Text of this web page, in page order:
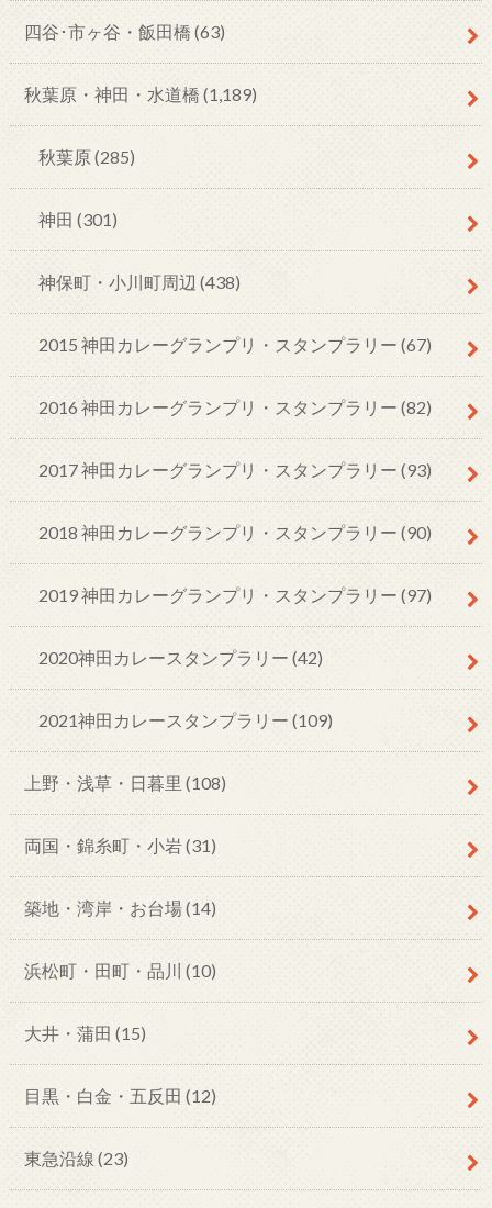
四谷･市ヶ谷・飯田橋 (63)
秋葉原・神田・水道橋 (1,189)
秋葉原 (285)
神田 (301)
神保町・小川町周辺 (438)
2015 神田カレーグランプリ・スタンプラリー (67)
2016 神田カレーグランプリ・スタンプラリー (82)
2017 神田カレーグランプリ・スタンプラリー (93)
2018 神田カレーグランプリ・スタンプラリー (90)
2019 神田カレーグランプリ・スタンプラリー (97)
2020神田カレースタンプラリー (42)
2021神田カレースタンプラリー (109)
上野・浅草・日暮里 (108)
両国・錦糸町・小岩(31)
築地・湾岸・お台場(14)
浜松町・田町・品川 (10)
大井・蒲田 (15)
目黒・白金・五反田 (12)
東急沿線 (23)